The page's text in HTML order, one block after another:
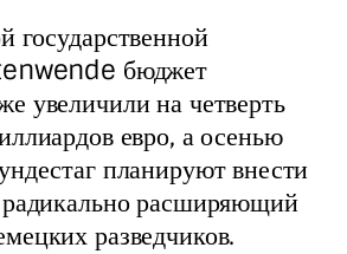
государственной
бюджет
увеличили на четверть
евро, а осенью
планируют внести
радикально расширяющий
разведчиков.